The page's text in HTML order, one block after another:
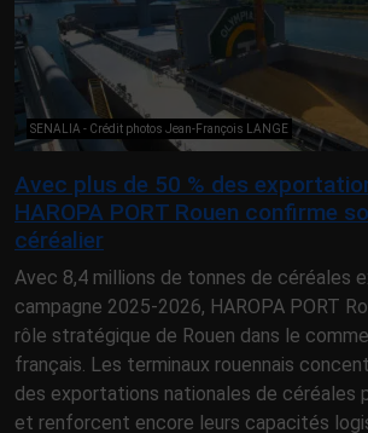
SENALIA - Crédit photos Jean-François LANGE
Avec plus de 50 % des
HAROPA PORT Rouen confirme
céréalier
Avec 8,4 millions de tonnes de céréales
campagne 2025-2026, HAROPA PORT
rôle stratégique de Rouen dans le
français. Les terminaux rouennais
des exportations nationales de céréales
et renforcent encore leurs capacités